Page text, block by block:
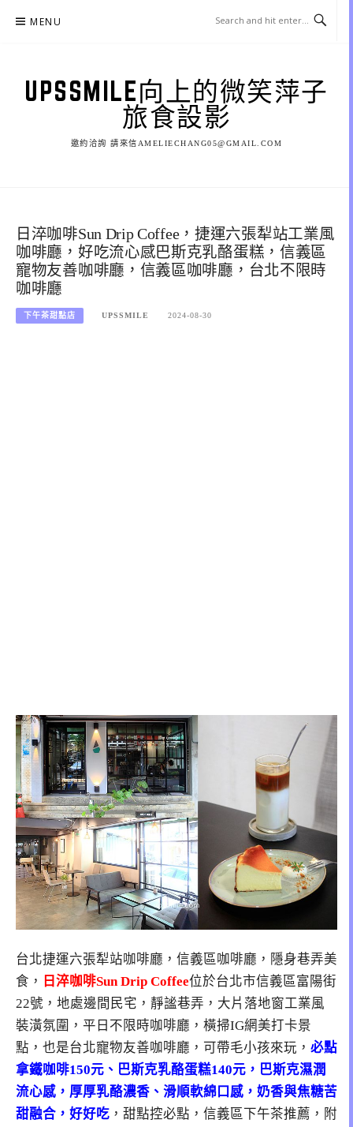
MENU
UPSSMILE向上的微笑萍子
旅食設影
邀約洽詢 請來信AMELIECHANG05@GMAIL.COM
日淬咖啡Sun Drip Coffee，捷運六張犁站工業風
咖啡廳，好吃流心感巴斯克乳酪蛋糕，信義區
寵物友善咖啡廳，信義區咖啡廳，台北不限時
咖啡廳
下午茶甜點店 UPSSMILE 2024-08-30
台北捷運六張犁站咖啡廳，信義區咖啡廳，隱身巷弄美
食， 日淬咖啡Sun Drip Coffee位於台北市信義區富陽街
22號，地處邊間民宅，靜謐巷弄，大片落地窗工業風
裝潢氛圍，平日不限時咖啡廳，橫掃IG網美打卡景
點，也是台北寵物友善咖啡廳，可帶毛小孩來玩， 必點
拿鐵咖啡150元、巴斯克乳酪蛋糕140元，巴斯克濕潤
流心感，厚厚乳酪濃香、滑順軟綿口感，奶香與焦糖苦
甜融合，好好吃 ，甜點控必點，信義區下午茶推薦，附